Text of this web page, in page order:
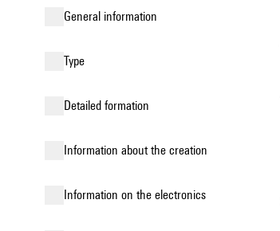
general information
type
detailed formation
information about the creation
Information on the electronics